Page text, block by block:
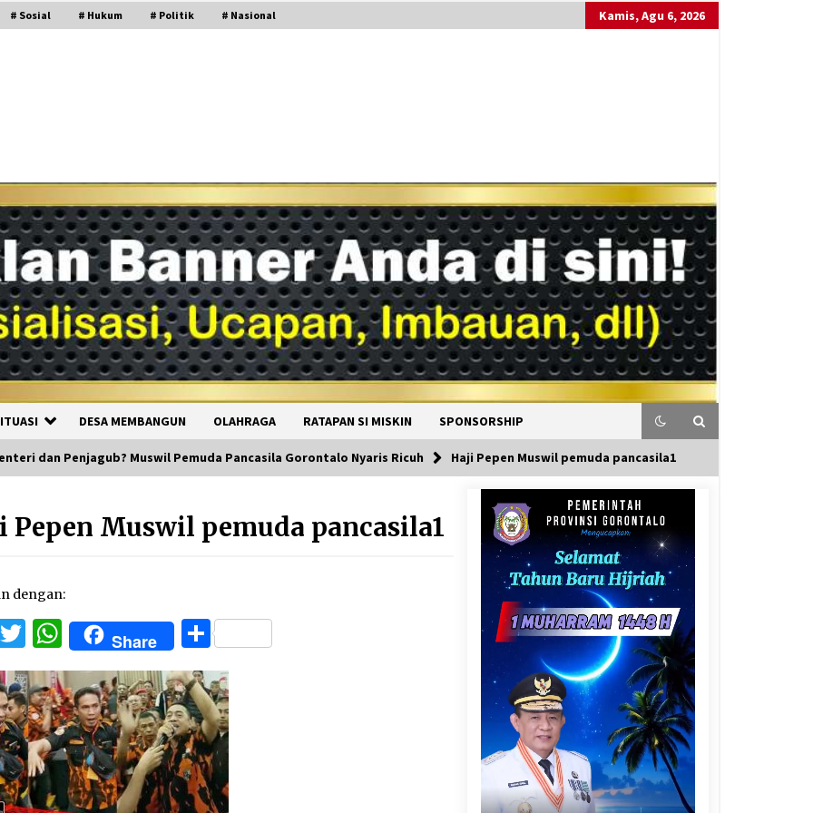
# Sosial # Hukum # Politik # Nasional Kamis, Agu 6, 2026
DESA MEMBANGUN OLAHRAGA RATAPAN SI MISKIN SPONSORSHIP
dan Penjagub? Muswil Pemuda Pancasila Gorontalo Nyaris Ricuh Haji Pepen Muswil pemuda pancasila1
Pepen Muswil pemuda pancasila1
dengan:
Twitter
WhatsApp
Share Share